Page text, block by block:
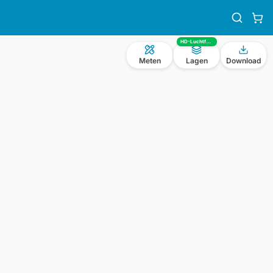
Meten
HD-Luchtfoto
Lagen Download